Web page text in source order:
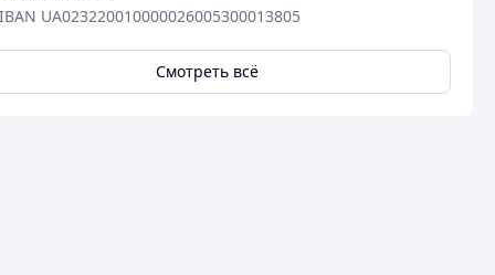
IBAN UA023220010000026005300013805
Смотреть всё